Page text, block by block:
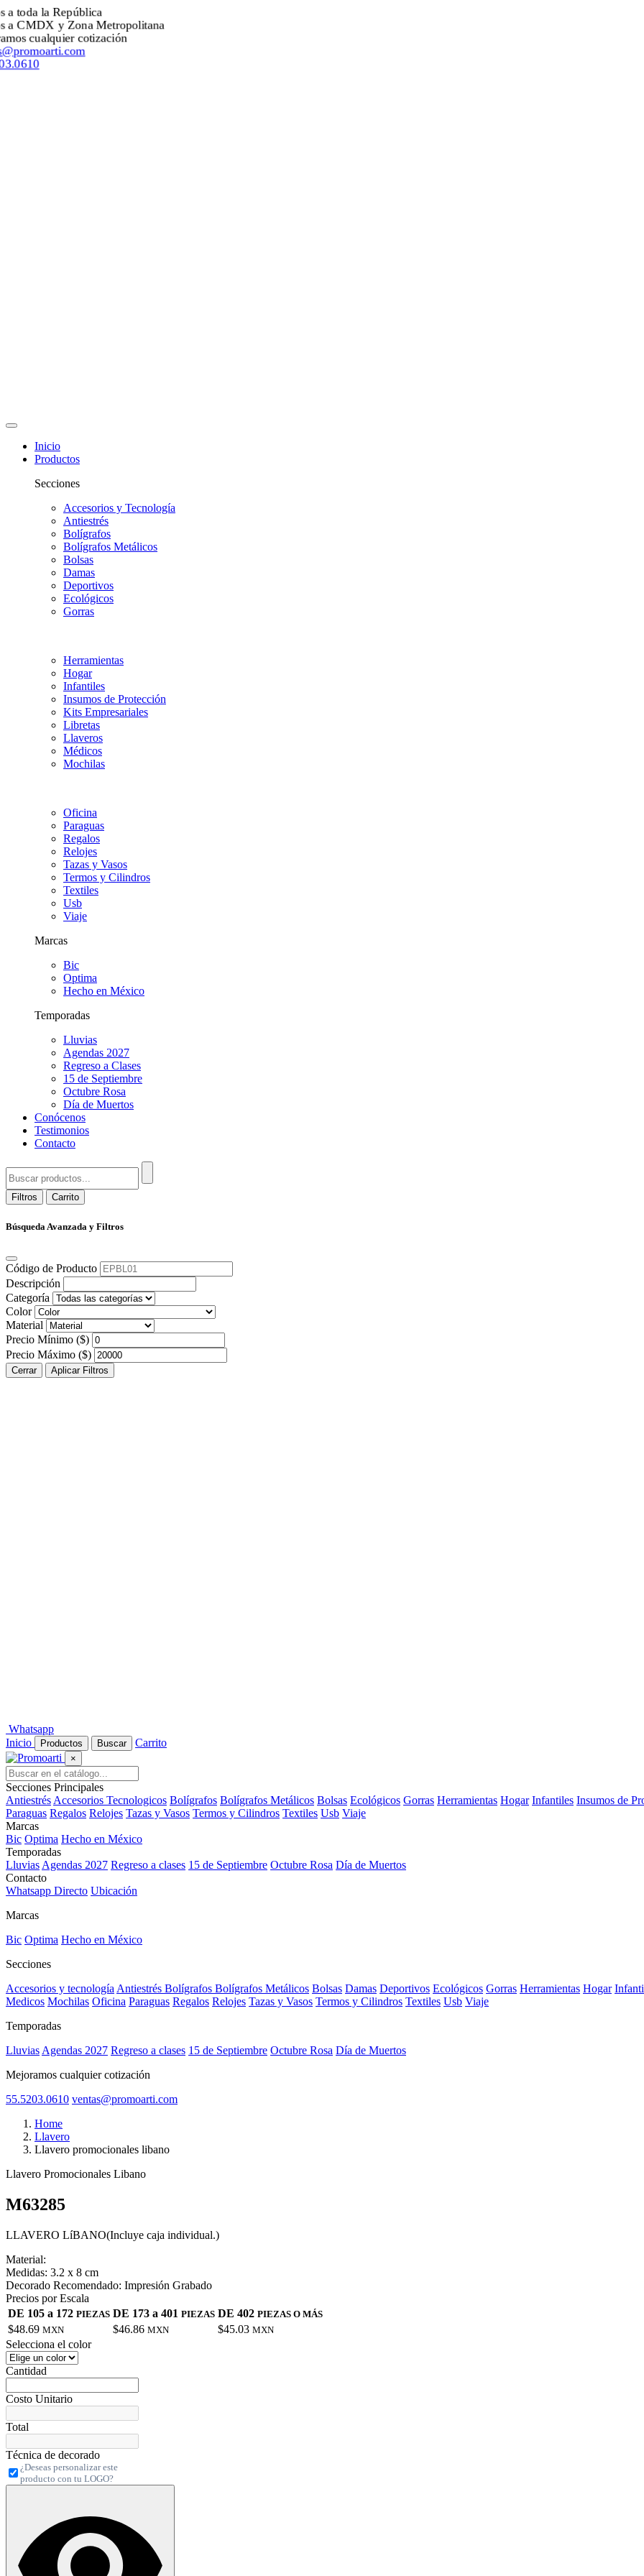
Envíos a toda la República
Envíos a CMDX y Zona Metropolitana
Mejoramos cualquier cotización
ventas@promoarti.com
55.5203.0610
Inicio
Productos
Secciones
Accesorios y Tecnología
Antiestrés
Bolígrafos
Bolígrafos Metálicos
Bolsas
Damas
Deportivos
Ecológicos
Gorras
Herramientas
Hogar
Infantiles
Insumos de Protección
Kits Empresariales
Libretas
Llaveros
Médicos
Mochilas
Oficina
Paraguas
Regalos
Relojes
Tazas y Vasos
Termos y Cilindros
Textiles
Usb
Viaje
Marcas
Bic
Optima
Hecho en México
Temporadas
Lluvias
Agendas 2027
Regreso a Clases
15 de Septiembre
Octubre Rosa
Día de Muertos
Conócenos
Testimonios
Contacto
Filtros Carrito
Búsqueda Avanzada y Filtros
Código de Producto
Descripción
Categoría
Color
Material
Precio Mínimo ($)
Precio Máximo ($)
Cerrar Aplicar Filtros
Whatsapp
Inicio
Productos Buscar Carrito
×
Secciones Principales
Antiestrés Accesorios Tecnologicos Bolígrafos Bolígrafos Metálicos Bolsas Ecológicos Gorras Herramientas Hogar Infantiles Insumos de
Paraguas Regalos Relojes Tazas y Vasos Termos y Cilindros Textiles Usb Viaje
Marcas
Bic Optima Hecho en México
Temporadas
Lluvias Agendas 2027 Regreso a clases 15 de Septiembre Octubre Rosa Día de Muertos
Contacto
Whatsapp Directo Ubicación
Marcas
Bic Optima Hecho en México
Secciones
Accesorios y tecnología Antiestrés Bolígrafos Bolígrafos Metálicos Bolsas Damas Deportivos Ecológicos Gorras Herramientas Hogar
Medicos Mochilas Oficina Paraguas Regalos Relojes Tazas y Vasos Termos y Cilindros Textiles Usb Viaje
Temporadas
Lluvias Agendas 2027 Regreso a clases 15 de Septiembre Octubre Rosa Día de Muertos
Mejoramos cualquier cotización
55.5203.0610 ventas@promoarti.com
Home
Llavero
Llavero promocionales libano
Llavero Promocionales Libano
M63285
LLAVERO LíBANO(Incluye caja individual.)
Material:
Medidas: 3.2 x 8 cm
Decorado Recomendado: Impresión Grabado
Precios por Escala
DE 105 a 172 PIEZAS DE 173 a 401 PIEZAS DE 402 PIEZAS O MÁS
$48.69 MXN $46.86 MXN $45.03 MXN
Selecciona el color
Cantidad
Costo Unitario
Total
Técnica de decorado
¿Deseas personalizar este
producto con tu LOGO?